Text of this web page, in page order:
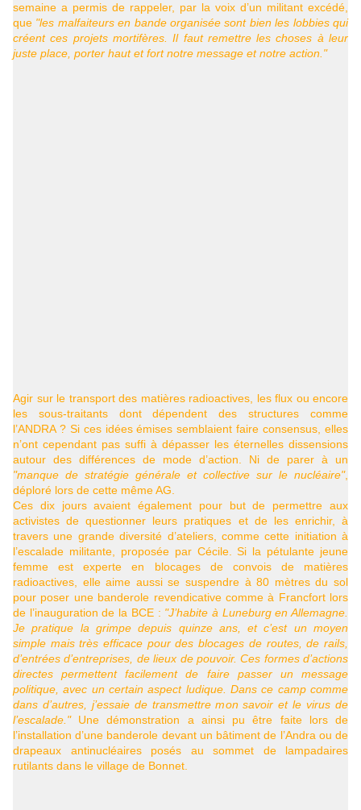
semaine a permis de rappeler, par la voix d’un militant excédé,
que "les malfaiteurs en bande organisée sont bien les lobbies qui
créent ces projets mortifères. Il faut remettre les choses à leur
juste place, porter haut et fort notre message et notre action."
Agir sur le transport des matières radioactives, les flux ou encore
les sous-traitants dont dépendent des structures comme
l’ANDRA ? Si ces idées émises semblaient faire consensus, elles
n’ont cependant pas suffi à dépasser les éternelles dissensions
autour des différences de mode d’action. Ni de parer à un
"manque de stratégie générale et collective sur le nucléaire",
déploré lors de cette mêmeAG
Ces dix jours avaient également pour but de permettre aux
activistes de questionner leurs pratiques et de les enrichir, à
travers une grande diversité d’ateliers, comme cette initiation à
l’escalade militante, proposée par Cécile. Si la pétulante jeune
femme est experte en blocages de convois de matières
radioactives, elle aime aussi se suspendre à 80 mètres du sol
pour poser une banderole revendicative comme à Francfort lors
de l’inauguration de la BCE: "J’habite à Luneburg en Allemagne.
Je pratique la grimpe depuis quinze ans, et c’est un moyen
simple mais très efficace pour des blocages de routes, de rails,
d’entrées d’entreprises, de lieux de pouvoir. Ces formes d’actions
directes permettent facilement de faire passer un message
politique, avec un certain aspect ludique. Dans ce camp comme
dans d’autres, j’essaie de transmettre mon savoir et le virus de
l’escalade."Une démonstration a ainsi pu être faite lors de
l’installation d’une banderole devant un bâtiment de l’Andra ou de
drapeaux antinucléaires posés au sommet de lampadaires
rutilants dans le village de Bonnet.